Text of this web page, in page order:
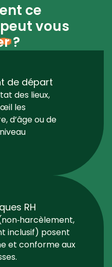
ce
vous
?
de départ
des lieux,
les
d’âge ou de
RH
inclusif) posent
et conforme aux